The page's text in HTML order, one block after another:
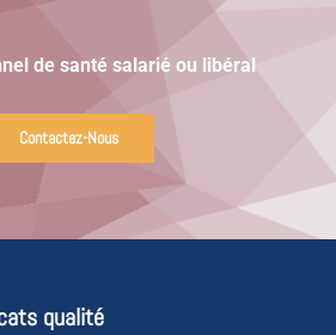
de santé salarié ou libéral
Contactez-Nous
qualité